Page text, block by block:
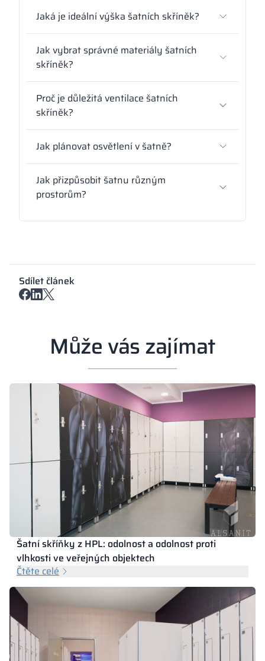
Jaká je ideální výška šatních skříněk?
Jak vybrat správné materiály šatních
skříněk?
Proč je důležitá ventilace šatních
skříněk?
Jak plánovat osvětlení v šatně?
Jak přizpůsobit šatnu různým
prostorům?
Sdílet článek
Může vás zajímat
Šatní skříňky z HPL: odolnost a odolnost proti
vlhkosti ve veřejných objektech
Čtěte celé